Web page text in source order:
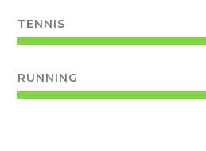
TENNIS
RUNNING